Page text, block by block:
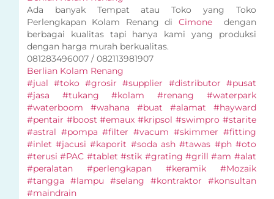
Ada banyak Tempat atau Toko yang Toko
Perlengkapan Kolam Renang di Cimone
dengan
berbagai kualitas tapi hanya kami yang produksi
dengan harga murah berkualitas.
081283496007 / 082113981907
Berlian Kolam Renang
#jual #toko #grosir #supplier #distributor #pusat
#jasa #tukang #kolam #renang #waterpark
#waterboom #wahana #buat #alamat #hayward
#pentair #boost #emaux #kripsol #swimpro #starite
#astral #pompa #filter #vacum #skimmer #fitting
#inlet #jacusi #kaporit #soda ash #tawas #ph #oto
#terusi #PAC #tablet #stik #grating #grill #am #alat
#peralatan #perlengkapan #keramik #Mozaik
#tangga #lampu #selang #kontraktor #konsultan
#maindrain